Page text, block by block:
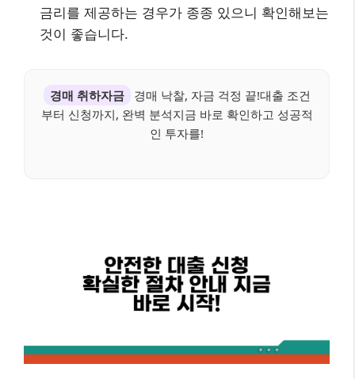
금리를 제공하는 경우가 종종 있으니 확인해보는
것이 좋습니다.
경매 취하자금
경매 낙찰, 자금 걱정 끝!대출 조건
부터 신청까지, 완벽 분석지금 바로 확인하고 성공적
인 투자를!